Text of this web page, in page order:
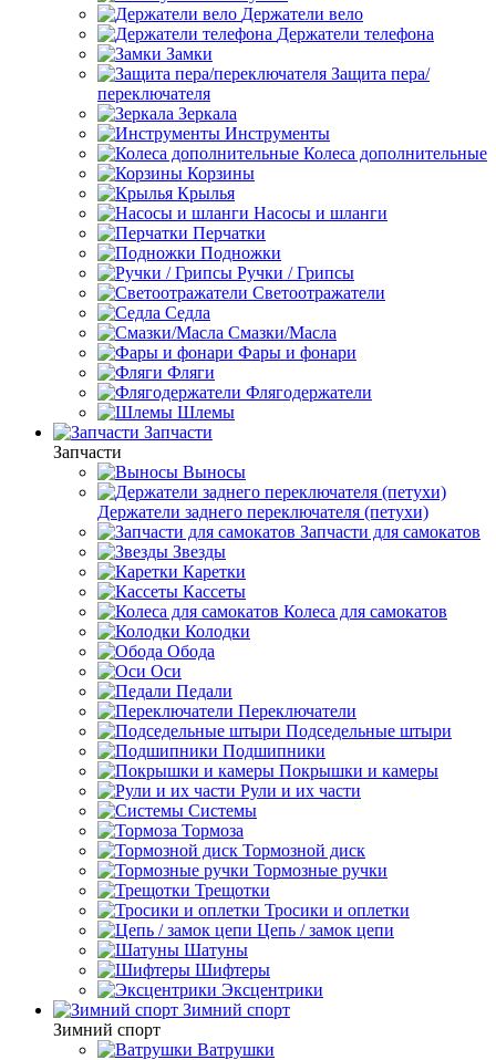
Держатели вело
Держатели телефона
Замки
Защита пера/
переключателя
Зеркала
Инструменты
Колеса дополнительные
Корзины
Крылья
Насосы и шланги
Перчатки
Подножки
Ручки / Грипсы
Светоотражатели
Седла
Смазки/Масла
Фары и фонари
Фляги
Флягодержатели
Шлемы
Запчасти
Запчасти
Выносы
Держатели заднего переключателя (петухи)
Запчасти для самокатов
Звезды
Каретки
Кассеты
Колеса для самокатов
Колодки
Обода
Оси
Педали
Переключатели
Подседельные штыри
Подшипники
Покрышки и камеры
Рули и их части
Системы
Тормоза
Тормозной диск
Тормозные ручки
Трещотки
Тросики и оплетки
Цепь / замок цепи
Шатуны
Шифтеры
Эксцентрики
Зимний спорт
Зимний спорт
Ватрушки